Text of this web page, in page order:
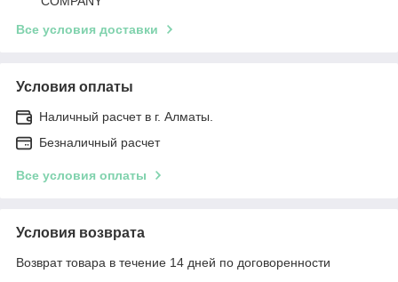
Все условия доставки
Условия оплаты
Наличный расчет в г. Алматы.
Безналичный расчет
Все условия оплаты
Условия возврата
Возврат товара в течение 14 дней по договоренности